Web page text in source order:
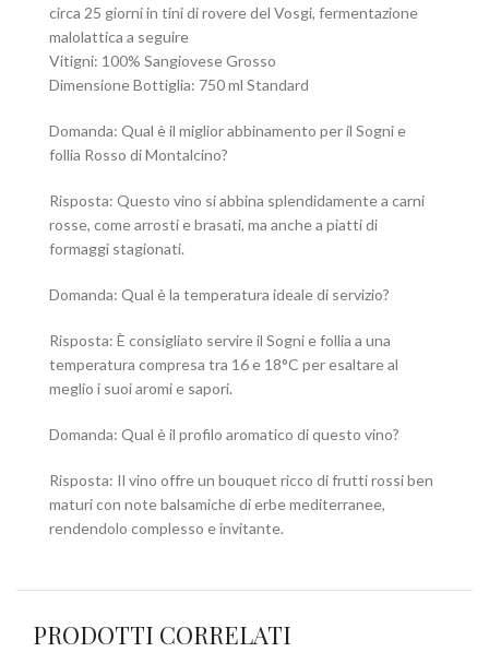
circa 25 giorni in tini di rovere del Vosgi, fermentazione
malolattica a seguire
Vitigni: 100% Sangiovese Grosso
Dimensione Bottiglia: 750 ml Standard
Domanda: Qual è il miglior abbinamento per il Sogni e
follia Rosso di Montalcino?
Risposta: Questo vino si abbina splendidamente a carni
rosse, come arrosti e brasati, ma anche a piatti di
formaggi stagionati.
Domanda: Qual è la temperatura ideale di servizio?
Risposta: È consigliato servire il Sogni e follia a una
temperatura compresa tra 16 e 18°C per esaltare al
meglio i suoi aromi e sapori.
Domanda: Qual è il profilo aromatico di questo vino?
Risposta: Il vino offre un bouquet ricco di frutti rossi ben
maturi con note balsamiche di erbe mediterranee,
rendendolo complesso e invitante.
PRODOTTI CORRELATI